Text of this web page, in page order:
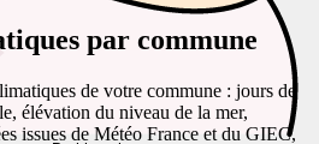
par commune
de votre commune : jours de
élévation du niveau de la mer,
issues de Météo France et du GIEC,